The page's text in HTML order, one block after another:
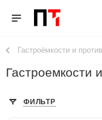
Гастроёмкости и
Гастроемкости
ФИЛЬТР